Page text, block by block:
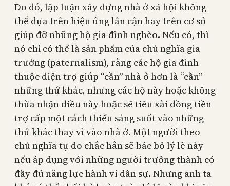
Do đó, lập luận xây dựng nhà ở xã hội không
thể dựa trên hiệu ứng lân cận hay trên cơ sở
giúp đỡ những hộ gia đình nghèo. Nếu có, thì
nó chỉ có thể là sản phẩm của chủ nghĩa gia
trưởng (paternalism), rằng các hộ gia đình
thuộc diện trợ giúp “cần” nhà ở hơn là “cần”
những thứ khác, nhưng các hộ này hoặc không
thừa nhận điều này hoặc sẽ tiêu xài đồng tiền
trợ cấp một cách thiếu sáng suốt vào những
thứ khác thay vì vào nhà ở. Một người theo
chủ nghĩa tự do chắc hẳn sẽ bác bỏ lý lẽ này
nếu áp dụng với những người trưởng thành có
đầy đủ năng lực hành vi dân sự. Nhưng anh ta